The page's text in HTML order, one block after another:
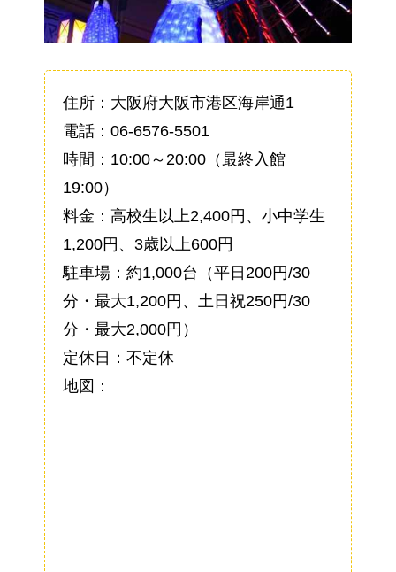
住所：大阪府大阪市港区海岸通1
電話：06-6576-5501
時間：10:00～20:00（最終入館
19:00）
料金：高校生以上2,400円、小中学生
1,200円、3歳以上600円
駐車場：約1,000台（平日200円/30
分・最大1,200円、土日祝250円/30
分・最大2,000円）
定休日：不定休
地図：